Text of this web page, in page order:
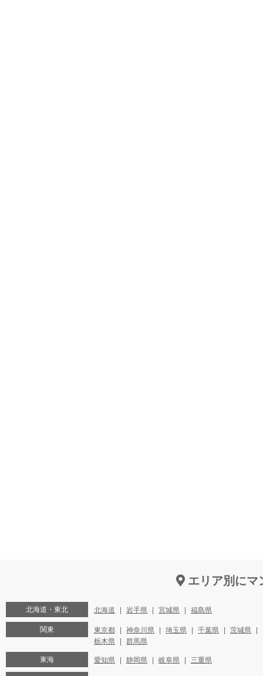
エリア別にマ
北海道・東北 北海道 岩手県 宮城県 福島県
関東 東京都 神奈川県 埼玉県 千葉県
茨城県
栃木県
群馬県
東海 愛知県 静岡県 岐阜県 三重県